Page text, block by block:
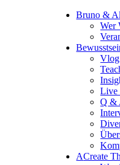
Bruno &
Wer
Vlog
Live
Q &
ACreate